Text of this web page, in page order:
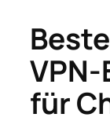
für